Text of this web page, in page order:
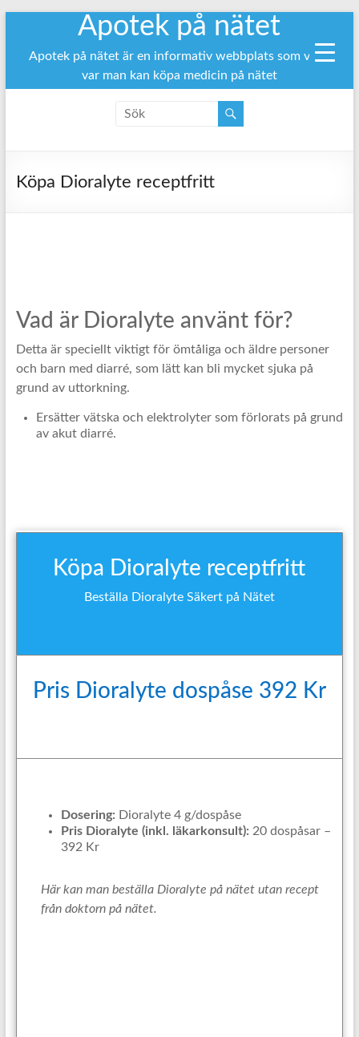
innehåll
Apotek på nätet
Apotek på nätet är en informativ webbplats som visar
var man kan köpa medicin på nätet
Köpa Dioralyte receptfritt
Vad är Dioralyte använt för?
Detta är speciellt viktigt för ömtåliga och äldre personer
och barn med diarré, som lätt kan bli mycket sjuka på
grund av uttorkning.
Ersätter vätska och elektrolyter som förlorats på grund
av akut diarré.
Köpa Dioralyte receptfritt
Beställa Dioralyte Säkert på Nätet
Pris Dioralyte dospåse 392 Kr
Dosering: Dioralyte 4 g/dospåse
Pris Dioralyte (inkl. läkarkonsult): 20 dospåsar –
392 Kr
Här kan man beställa Dioralyte på nätet utan recept
från doktorn på nätet.